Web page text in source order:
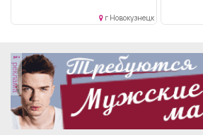
г Новокузнецк
реклама